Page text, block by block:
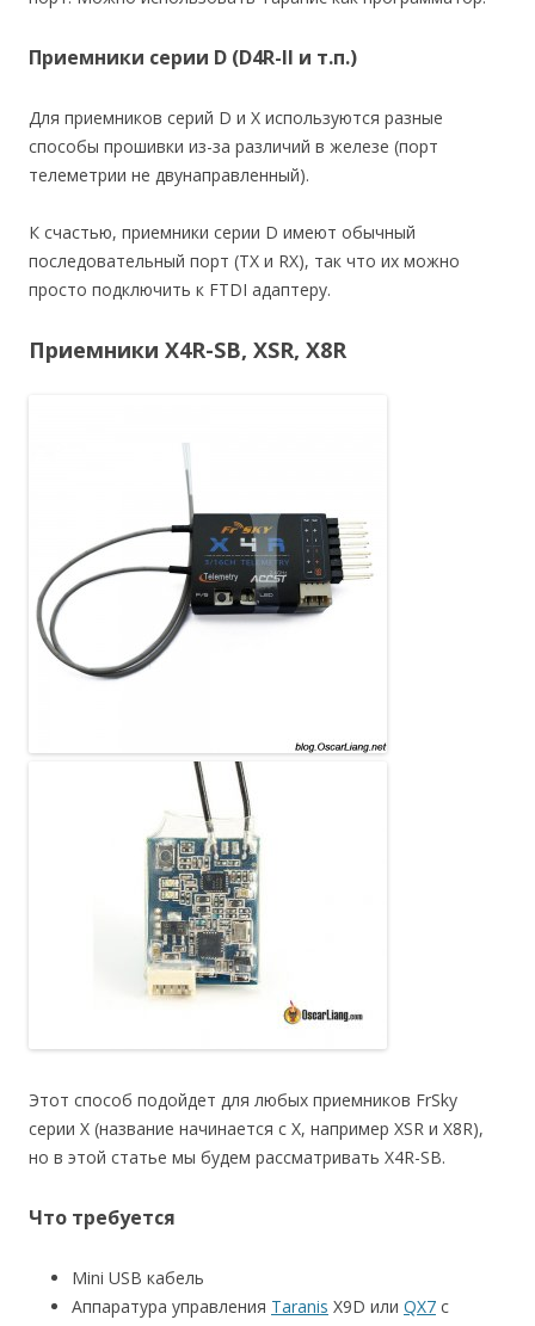
Приемники серии D (D4R-II и т.п.)
Для приемников серий D и X используются разные
способы прошивки из-за различий в железе (порт
телеметрии не двунаправленный).
К счастью, приемники серии D имеют обычный
последовательный порт (TX и RX), так что их можно
просто подключить к FTDI адаптеру.
Приемники X4R-SB, XSR, X8R
Этот способ подойдет для любых приемников FrSky
серии X (название начинается с X, например XSR и X8R),
но в этой статье мы будем рассматривать X4R-SB.
Что требуется
Mini USB кабель
Аппаратура управления Taranis X9D или QX7 с